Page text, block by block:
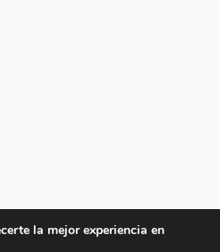
la mejor experiencia en